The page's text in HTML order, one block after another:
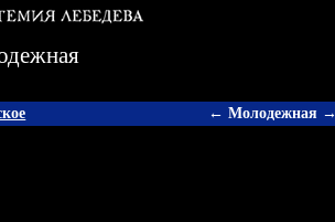
← Молодежная →